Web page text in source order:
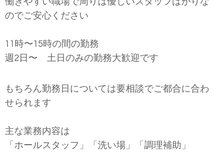
のでご安心ください
11 時〜15時の間の勤務
週 2 日〜 土日のみの勤務大歓迎です
もちろん勤務日については要相談でご都合に合わ
せられます
主な業務内容は
「ホールスタッフ」「洗い場」「調理補助」